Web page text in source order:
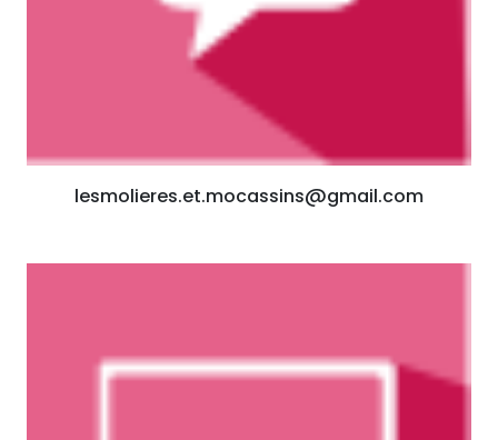
lesmolieres.et.mocassins@gmail.com